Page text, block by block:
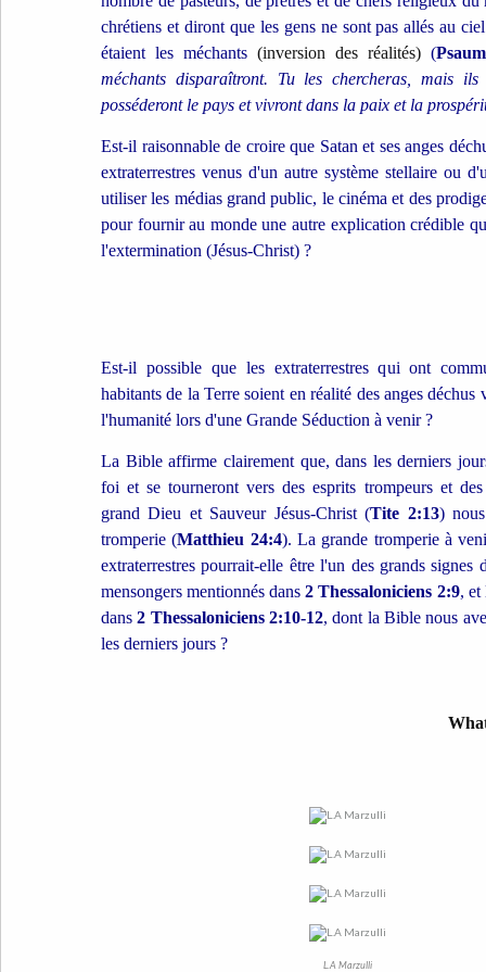
chrétiens et diront que les gens ne sont pas allés au
étaient les méchants (inversion des réalités) (
méchants disparaîtront. Tu les chercheras, mais
posséderont le pays et vivront dans la paix et la
Est-il raisonnable de croire que Satan et ses anges
extraterrestres venus d'un autre système stellaire ou
utiliser les médias grand public, le cinéma et des
pour fournir au monde une autre explication crédible
l'extermination (Jésus-Christ) ?
Est-il possible que les extraterrestres qui ont
habitants de la Terre soient en réalité des anges
l'humanité lors d'une Grande Séduction à venir ?
La Bible affirme clairement que, dans les derniers
foi et se tourneront vers des esprits trompeurs et
grand Dieu et Sauveur Jésus-Christ (Tite 2:13)
tromperie (Matthieu 24:4). La grande tromperie à
extraterrestres pourrait-elle être l'un des grands signes
mensongers mentionnés dans2 Thessaloniciens 2:9, et
dans2 Thessaloniciens 2:10-12, dont la Bible nous
les derniers jours ?
L.A Marzulli